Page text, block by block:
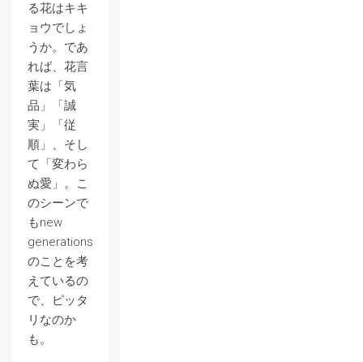
る花はキキ
ョウでしょ
うか。であ
れば、花言
葉は「気
品」「誠
実」「従
順」、そし
て「変わら
ぬ愛」。こ
のシーンで
もnew
generations
のことを考
えているの
で、ピッタ
リなのか
も。